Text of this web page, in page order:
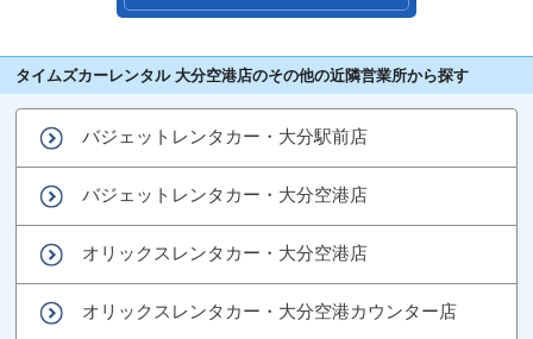
タイムズカーレンタル 大分空港店のその他の近隣営業所から探す
バジェットレンタカー・大分駅前店
バジェットレンタカー・大分空港店
オリックスレンタカー・大分空港店
オリックスレンタカー・大分空港カウンター店